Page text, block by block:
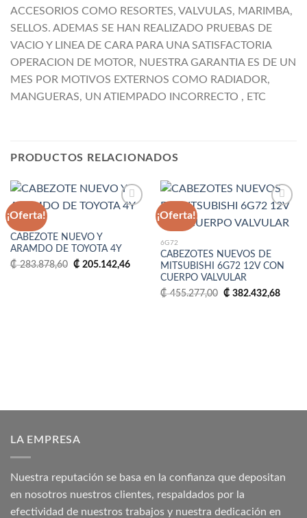
ACCESORIOS COMO RESORTES, VALVULAS, MARIMBA,
SELLOS. ADEMAS SE HAN REALIZADO PRUEBAS DE
VACIO Y LINEA DE CARA PARA UNA SATISFACTORIA
OPERACION DE MOTOR, NUESTRA GARANTIA ES DE UN
MES POR MOTIVOS EXTERNOS COMO RADIADOR,
MANGUERAS, UN ATIEMPADO INCORRECTO , ETC
PRODUCTOS RELACIONADOS
¡Oferta!
de
4Y
CABEZOTE NUEVO Y
ARAMDO DE TOYOTA 4Y
₡283.878,60 El
precio
₡ 205.142,46El
precio
₡ 205.142,46.
¡Oferta!
lista
de
6G72
CABEZOTES NUEVOS DE
MITSUBISHI 6G72 12V CON
CUERPO VALVULAR
₡455.277,00 El
precio
₡ 382.432,68El
precio
LA EMPRESA
Nuestra reputación se basa en la confianza que depositan
en nosotros nuestros clientes, respaldados por la
efectividad de nuestros trabajos y nuestra dedicación en